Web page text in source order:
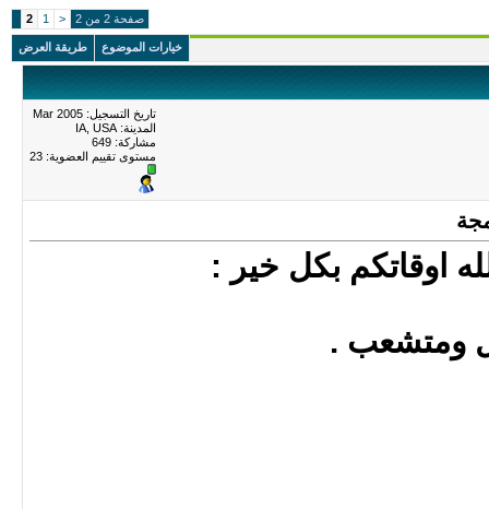
صفحة 2 من 2 <
1
2
خيارات الموضوع طريقة العرض
تاريخ التسجيل: Mar 2005
المدينة: IA, USA
مشاركة: 649
مستوى تقييم العضوية: 23
اوقاتكم بكل خير :
ومتشعب .